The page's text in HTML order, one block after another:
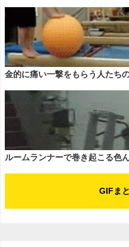
金的に痛い一撃をもらう人たち
ルームランナーで巻き起こる色
GIFま